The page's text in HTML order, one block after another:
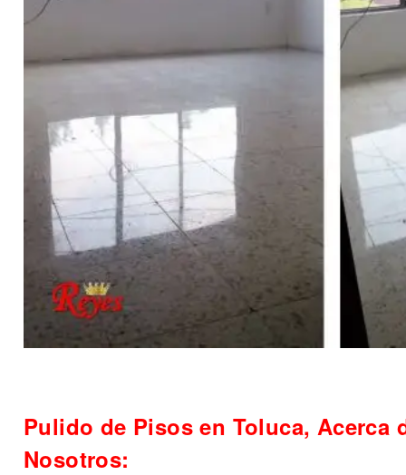
Pulido de Pisos en Toluca, Acerca
Nosotros: